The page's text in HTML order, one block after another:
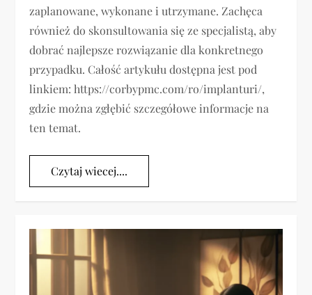
zaplanowane, wykonane i utrzymane. Zachęca
również do skonsultowania się ze specjalistą, aby
dobrać najlepsze rozwiązanie dla konkretnego
przypadku. Całość artykułu dostępna jest pod
linkiem: https://corbypmc.com/ro/implanturi/,
gdzie można zgłębić szczegółowe informacje na
ten temat.
Czytaj wiecej....